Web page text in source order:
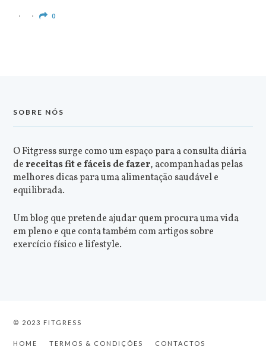
0
SOBRE NÓS
O Fitgress surge como um espaço para a consulta diária
dereceitas fit e fáceis de fazer, acompanhadas pelas
melhores dicas para uma alimentação saudável e
equilibrada.
Um blog que pretende ajudar quem procura uma vida
em pleno e que conta também com artigos sobre
exercício físico e lifestyle.
© 2023 FITGRESS
HOME TERMOS & CONDIÇÕES CONTACTOS